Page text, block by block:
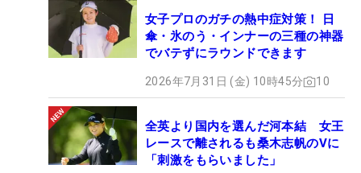
女子プロのガチの熱中症対策！ 日
傘・氷のう・インナーの三種の神器
でバテずにラウンドできます
2026年7月31日 (金) 10時45分 10
全英より国内を選んだ河本結 女王
レースで離されるも桑木志帆のVに
「刺激をもらいました」